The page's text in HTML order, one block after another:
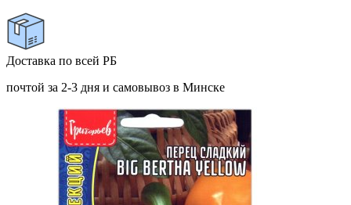
Доставка по всей РБ
почтой за 2-3 дня и самовывоз в Минске